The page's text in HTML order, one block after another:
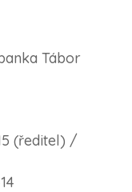
Tábor
(ředitel) /